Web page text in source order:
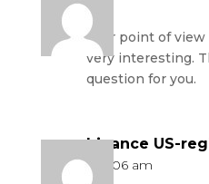
am
Your point of view
very interesting.
question for you.
binance US-
at 2:06 am